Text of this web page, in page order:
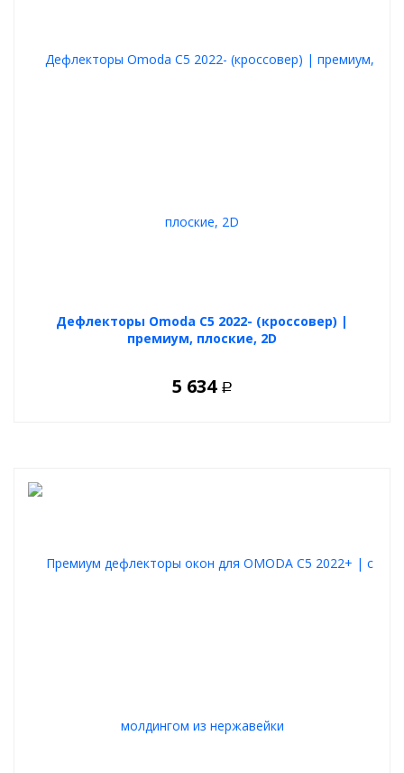
в движении осадки и брызги от луж не попадают в салон.
Дефлекторы Omoda C5 2022- (кроссовер) |
премиум, плоские, 2D
5 634 Р